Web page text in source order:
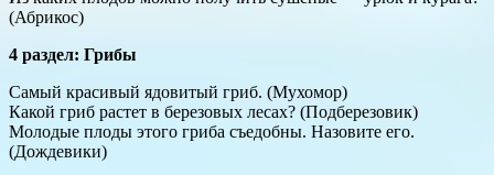
(Абрикос)
4 раздел: Грибы
Самый красивый ядовитый гриб. (Мухомор)
Какой гриб растет в березовых лесах? (Подберезовик)
Молодые плоды этого гриба съедобны. Назовите его.
(Дождевики)